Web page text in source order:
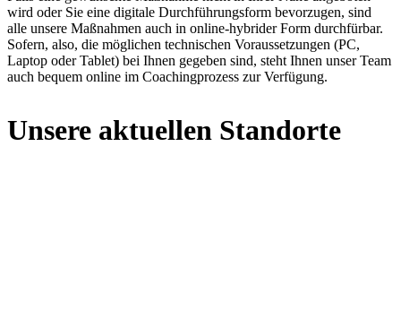
wird oder Sie eine digitale Durchführungsform bevorzugen, sind
alle unsere Maßnahmen auch in online-hybrider Form durchfürbar.
Sofern, also, die möglichen technischen Voraussetzungen (PC,
Laptop oder Tablet) bei Ihnen gegeben sind, steht Ihnen unser Team
auch bequem online im Coachingprozess zur Verfügung.
Unsere aktuellen Standorte